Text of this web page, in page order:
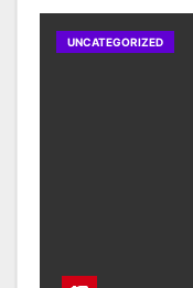
UNCATEGORIZED